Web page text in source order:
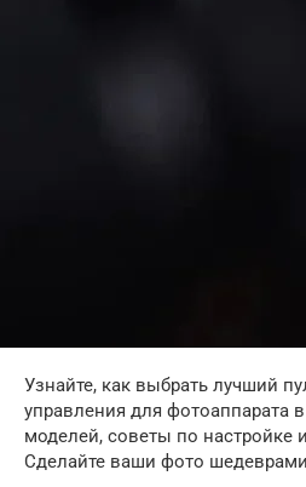
Узнайте, как выбрать лучший
управления для фотоаппарата
моделей, советы по настройке
Сделайте ваши фото